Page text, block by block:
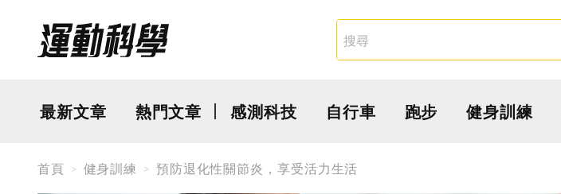
最新文章 熱門文章 感測科技 自行車 跑步 健身訓練
首頁 健身訓練 預防退化性關節炎，享受活力生活
取消